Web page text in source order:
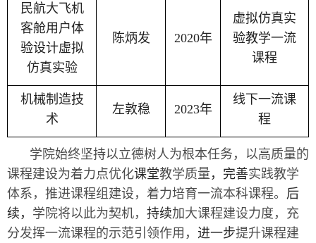
民航大飞机
客舱用户体
验设计虚拟
仿真实验
陈炳发 2020年
虚拟仿真实
验教学一流
课程
机械制造技
术
左敦稳 2023年
线下一流课
程
学院始终坚持以立德树人为根本任务，以高质量的
课程建设为着力点优化课堂教学质量 ， 完善实践教学
体系，推进课程组建设 ，着力培育一流本科课程。 后
续， 学院将以此为契机， 持续加大课程建设力度，充
分发挥一流课程的示范引领作用， 进一步提升课程建